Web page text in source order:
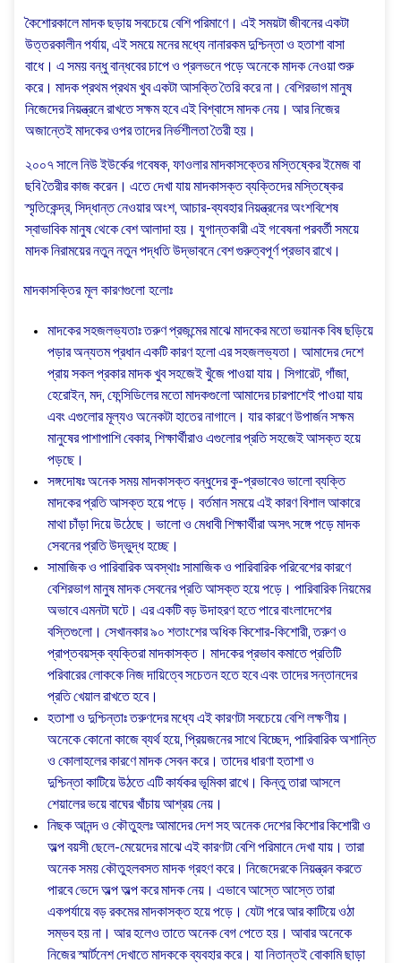
কৈশোরকালে মাদক ছড়ায় সবচেয়ে বেশি পরিমাণে। এই সময়টা জীবনের একটা
উত্তরকালীন পর্যায়, এই সময়ে মনের মধ্যে নানারকম দুশ্চিন্তা ও হতাশা বাসা
বাধে। এ সময় বন্ধু বান্ধবের চাপে ও প্রলভনে পড়ে অনেকে মাদক নেওয়া শুরু
করে। মাদক প্রথম প্রথম খুব একটা আসক্তি তৈরি করে না। বেশিরভাগ মানুষ
নিজেদের নিয়ন্ত্রনে রাখতে সক্ষম হবে এই বিশ্বাসে মাদক নেয়। আর নিজের
অজান্তেই মাদকের ওপর তাদের নির্ভশীলতা তৈরী হয়।
২০০৭ সালে নিউ ইউর্কের গবেষক, ফাওলার মাদকাসক্তের মস্তিষ্কের ইমেজ বা
ছবি তৈরীর কাজ করেন। এতে দেখা যায় মাদকাসক্ত ব্যক্তিদের মস্তিষ্কের
স্মৃতিকেন্দ্র, সিদ্ধান্ত নেওয়ার অংশ, আচার-ব্যবহার নিয়ন্ত্রনের অংশবিশেষ
স্বাভাবিক মানুষ থেকে বেশ আলাদা হয়। যুগান্তকারী এই গবেষনা পরবর্তী সময়ে
মাদক নিরাময়ের নতুন নতুন পদ্ধতি উদ্ভাবনে বেশ গুরুত্বপূর্ণ প্রভাব রাখে।
মাদকাসক্তির মূল কারণগুলো হলোঃ
মাদকের সহজলভ্যতাঃ তরুণ প্রজন্মের মাঝে মাদকের মতো ভয়ানক বিষ ছড়িয়ে
পড়ার অন্যতম প্রধান একটি কারণ হলো এর সহজলভ্যতা। আমাদের দেশে
প্রায় সকল প্রকার মাদক খুব সহজেই খুঁজে পাওয়া যায়। সিগারেট, গাঁজা,
হেরোইন, মদ, ফেন্সিডিলের মতো মাদকগুলো আমাদের চারপাশেই পাওয়া যায়
এবং এগুলোর মূল্যও অনেকটা হাতের নাগালে। যার কারণে উপার্জন সক্ষম
মানুষের পাশাপাশি বেকার, শিক্ষার্থীরাও এগুলোর প্রতি সহজেই আসক্ত হয়ে
পড়ছে।
সঙ্গদোষঃ অনেক সময় মাদকাসক্ত বন্ধুদের কু-প্রভাবেও ভালো ব্যক্তি
মাদকের প্রতি আসক্ত হয়ে পড়ে। বর্তমান সময়ে এই কারণ বিশাল আকারে
মাথা চাঁড়া দিয়ে উঠেছে। ভালো ও মেধাবী শিক্ষার্থীরা অসৎ সঙ্গে পড়ে মাদক
সেবনের প্রতি উদ্ভুদ্ধ হচ্ছে।
সামাজিক ও পারিবারিক অবস্থাঃ সামাজিক ও পারিবারিক পরিবেশের কারণে
বেশিরভাগ মানুষ মাদক সেবনের প্রতি আসক্ত হয়ে পড়ে। পারিবারিক নিয়মের
অভাবে এমনটা ঘটে। এর একটি বড় উদাহরণ হতে পারে বাংলাদেশের
বস্তিগুলো। সেখানকার ৯০ শতাংশের অধিক কিশোর-কিশোরী, তরুণ ও
প্রাপ্তবয়স্ক ব্যক্তিরা মাদকাসক্ত। মাদকের প্রভাব কমাতে প্রতিটি
পরিবারের লোককে নিজ দায়িত্বে সচেতন হতে হবে এবং তাদের সন্তানদের
প্রতি খেয়াল রাখতে হবে।
হতাশা ও দুশ্চিন্তাঃ তরুণদের মধ্যে এই কারণটা সবচেয়ে বেশি লক্ষণীয়।
অনেকে কোনো কাজে ব্যর্থ হয়ে, প্রিয়জনের সাথে বিচ্ছেদ, পারিবারিক অশান্তি
ও কোলাহলের কারণে মাদক সেবন করে। তাদের ধারণাহতাশা ও
দুশ্চিন্তাকাটিয়ে উঠতে এটি কার্যকর ভূমিকা রাখে। কিন্তু তারা আসলে
শেয়ালের ভয়ে বাঘের খাঁচায় আশ্রয় নেয়।
নিছক আনন্দ ও কৌতুহলঃ আমাদের দেশ সহ অনেক দেশের কিশোর কিশোরী ও
অল্প বয়সী ছেলে-মেয়েদের মাঝে এই কারণটা বেশি পরিমানে দেখা যায়। তারা
অনেক সময় কৌতুহলবসত মাদক গ্রহণ করে। নিজেদেরকে নিয়ন্ত্রন করতে
পারবে ভেদে অল্প অল্প করে মাদক নেয়। এভাবে আস্তে আস্তে তারা
একপর্যায়ে বড় রকমের মাদকাসক্ত হয়ে পড়ে। যেটা পরে আর কাটিয়ে ওঠা
সম্ভব হয় না। আর হলেও তাতে অনেক বেগ পেতে হয়। আবার অনেকে
নিজের স্মার্টনেশ দেখাতে মাদককে ব্যবহার করে। যা নিতান্তই বোকামি ছাড়া